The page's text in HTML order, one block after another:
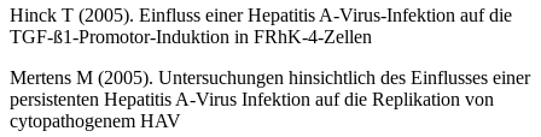
Hinck T (2005). Einfluss einer Hepatitis A-Virus-Infektion auf die
TGF-ß1-Promotor-Induktion in FRhK-4-Zellen
Mertens M (2005). Untersuchungen hinsichtlich des Einflusses einer
persistenten Hepatitis A-Virus Infektion auf die Replikation von
cytopathogenem HAV